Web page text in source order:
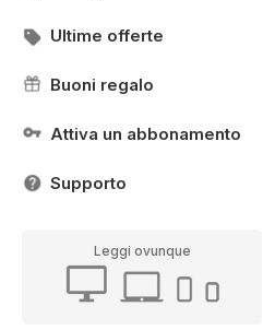
Ultime offerte
Buoni regalo
Attiva un abbonamento
Supporto
Leggi ovunque